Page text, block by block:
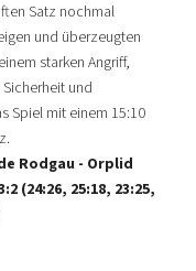
Satz nochmal
und überzeugten
starken Angriff,
und
Spiel mit einem 15:10
Rodgau - Orplid
(24:26, 25:18, 23:25,